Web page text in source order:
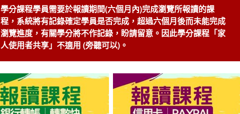
學分課程學員需要於報讀期間(六個月內)完成瀏覽所報讀的課
程，系統將有記錄確定學員是否完成，超過六個月後而未能完成
瀏覽進度，有關學分將不作記錄，盼請留意。因此學分課程「家
人使用者共享」不適用 (旁聽可以)。